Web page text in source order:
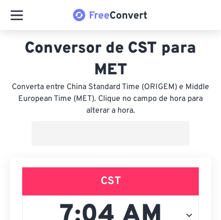
Conversor de CST para
MET
Converta entre China Standard Time (ORIGEM) e Middle
European Time (MET). Clique no campo de hora para
alterar a hora.
CST